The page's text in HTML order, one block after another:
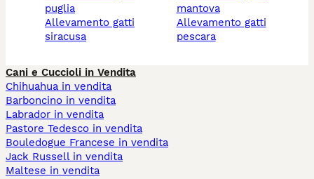
puglia
allevamento gatti
siracusa
mantova
allevamento gatti
pescara
Cani e Cuccioli in Vendita
Chihuahua in vendita
Barboncino in vendita
Labrador in vendita
Pastore Tedesco in vendita
Bouledogue Francese in vendita
Jack Russell in vendita
Maltese in vendita